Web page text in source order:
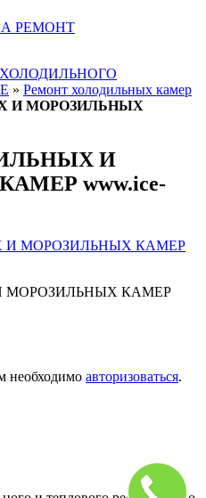
РЕМОНТ
» Ремонт холодильных камер
И МОРОЗИЛЬНЫХ
И
www.ice-
МОРОЗИЛЬНЫХ КАМЕР
необходимо авторизоваться.